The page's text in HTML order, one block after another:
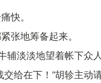
快。
张地筹备起来。
辅淡淡地望着帐下众人
给在下！”胡轸主动请